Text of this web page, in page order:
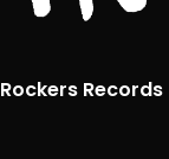
Rockers Records